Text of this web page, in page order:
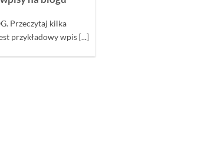
Przeczytaj kilka
przykładowy wpis [...]